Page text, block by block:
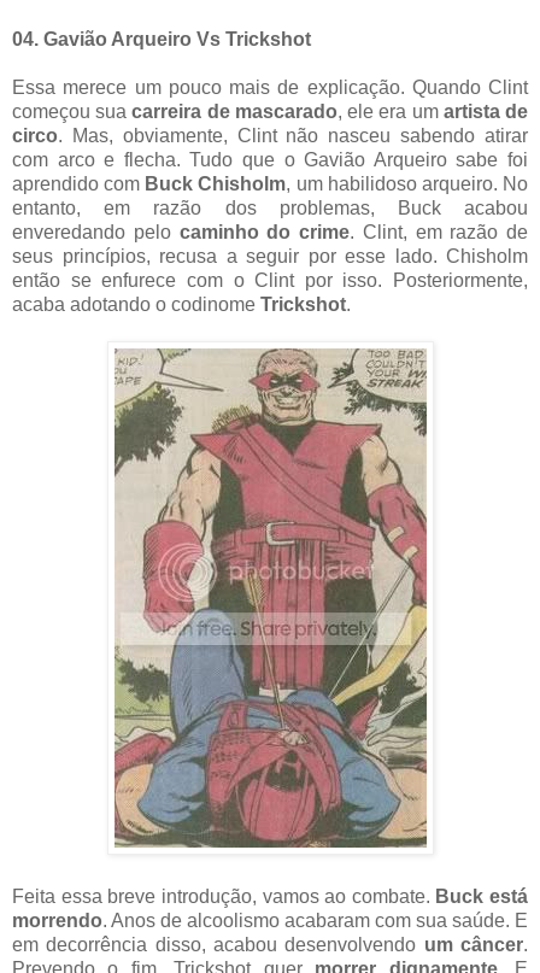
04. Gavião Arqueiro Vs Trickshot
Essa merece um pouco mais de explicação. Quando Clint
começou suacarreira de mascarado, ele era um artista de
circo. Mas, obviamente, Clint não nasceu sabendo atirar
com arco e flecha. Tudo que o Gavião Arqueiro sabe foi
aprendido com Buck Chisholm, um habilidoso arqueiro. No
entanto, em razão dos problemas, Buck acabou
enveredando pelo caminho do crime. Clint, em razão de
seus princípios, recusa a seguir por esse lado. Chisholm
então se enfurece com o Clint por isso. Posteriormente,
acaba adotando o codinome Trickshot.
Feita essa breve introdução, vamos ao combate. Buck está
morrendo. Anos de alcoolismo acabaram com sua saúde. E
em decorrência disso, acabou desenvolvendo um câncer.